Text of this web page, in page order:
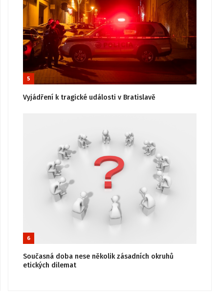
5
Vyjádření k tragické události v Bratislavě
6
Současná doba nese několik zásadních okruhů
etických dilemat